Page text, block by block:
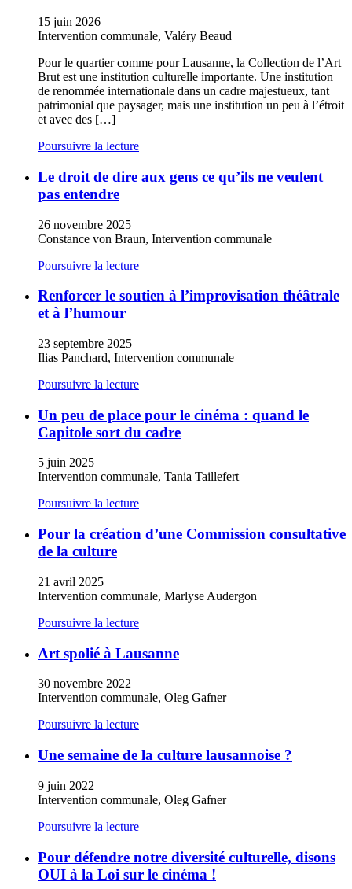
15 juin 2026
Intervention communale, Valéry Beaud
Pour le quartier comme pour Lausanne, la Collection de l’Art
Brut est une institution culturelle importante. Une institution
de renommée internationale dans un cadre majestueux, tant
patrimonial que paysager, mais une institution un peu à l’étroit
et avec des […]
Poursuivre la lecture
Le droit de dire aux gens ce qu’ils ne veulent
pas entendre
26 novembre 2025
Constance von Braun, Intervention communale
Poursuivre la lecture
Renforcer le soutien à l’improvisation théâtrale
et à l’humour
23 septembre 2025
Ilias Panchard, Intervention communale
Poursuivre la lecture
Un peu de place pour le cinéma : quand le
Capitole sort du cadre
5 juin 2025
Intervention communale, Tania Taillefert
Poursuivre la lecture
Pour la création d’une Commission consultative
de la culture
21 avril 2025
Intervention communale, Marlyse Audergon
Poursuivre la lecture
Art spolié à Lausanne
30 novembre 2022
Intervention communale, Oleg Gafner
Poursuivre la lecture
Une semaine de la culture lausannoise ?
9 juin 2022
Intervention communale, Oleg Gafner
Poursuivre la lecture
Pour défendre notre diversité culturelle, disons
OUI à la Loi sur le cinéma !